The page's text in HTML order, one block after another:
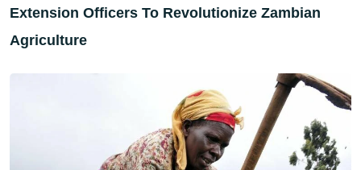
Extension Officers To Revolutionize Zambian
Agriculture